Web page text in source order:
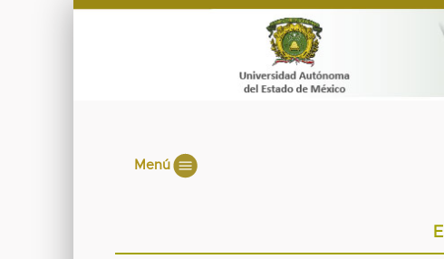
Menú